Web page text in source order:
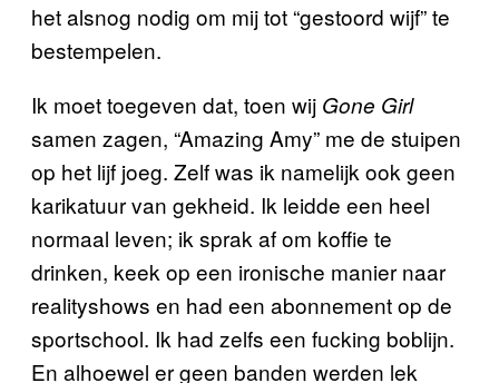
het alsnog nodig om mij tot “gestoord wijf” te
bestempelen.
Ik moet toegeven dat, toen wij Gone Girl
samen zagen, “Amazing Amy” me de stuipen
op het lijf joeg. Zelf was ik namelijk ook geen
karikatuur van gekheid. Ik leidde een heel
normaal leven; ik sprak af om koffie te
drinken, keek op een ironische manier naar
realityshows en had een abonnement op de
sportschool. Ik had zelfs een fucking boblijn.
En alhoewel er geen banden werden lek